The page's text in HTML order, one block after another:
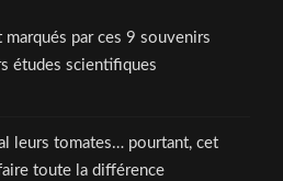
marqués par ces 9 souvenirs
études scientifiques
leurs tomates… pourtant, cet
toute la différence